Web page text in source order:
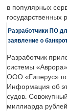
в популярных
государственных
Разработчики ПО
заявление о
Разработчик
системы
ООО «Гиперус»
Информация об
судов.
миллиарда